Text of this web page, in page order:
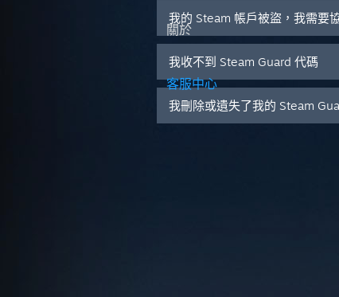
關於
客服中心
我的 Steam 帳戶被盜，我需要
我收不到 Steam Guard 代碼
我刪除或遺失了我的 Steam